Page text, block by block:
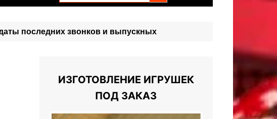
последних звонков и выпускных
ИЗГОТОВЛЕНИЕ ИГРУШЕК
ПОД ЗАКАЗ